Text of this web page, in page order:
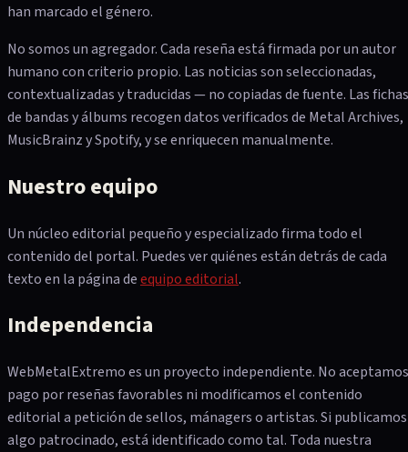
han marcado el género.
No somos un agregador. Cada reseña está firmada por un autor
humano con criterio propio. Las noticias son seleccionadas,
contextualizadas y traducidas — no copiadas de fuente. Las fichas
de bandas y álbums recogen datos verificados de Metal Archives,
MusicBrainz y Spotify, y se enriquecen manualmente.
Nuestro equipo
Un núcleo editorial pequeño y especializado firma todo el
contenido del portal. Puedes ver quiénes están detrás de cada
texto en la página deequipo editorial.
Independencia
WebMetalExtremo es un proyecto independiente. No aceptamos
pago por reseñas favorables ni modificamos el contenido
editorial a petición de sellos, mánagers o artistas. Si publicamos
algo patrocinado, está identificado como tal. Toda nuestra